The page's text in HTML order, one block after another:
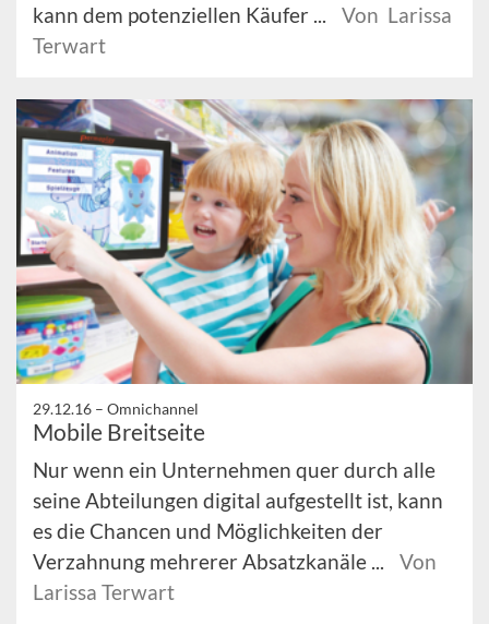
kann dem potenziellen Käufer ...
Von Larissa
Terwart
29.12.16 – Omnichannel
Mobile Breitseite
Nur wenn ein Unternehmen quer durch alle
seine Abteilungen digital aufgestellt ist, kann
es die Chancen und Möglichkeiten der
Verzahnung mehrerer Absatzkanäle ...
Von
Larissa Terwart